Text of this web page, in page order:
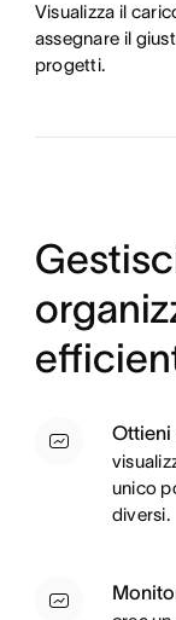
Visualizza il
assegnare il
progetti.
Ottieni
unico
diversi.